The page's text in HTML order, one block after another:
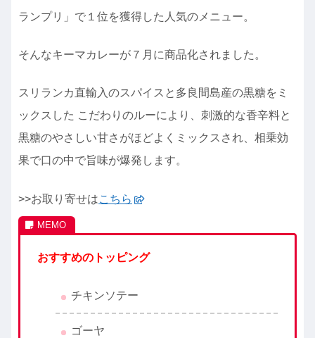
ランプリ」で１位を獲得した人気のメニュー。
そんなキーマカレーが７月に商品化されました。
スリランカ直輸入のスパイスと多良間島産の黒糖をミ
ックスした こだわりのルーにより、刺激的な香辛料と
黒糖のやさしい甘さがほどよくミックスされ、相乗効
果で口の中で旨味が爆発します。
>>お取り寄せはこちら
おすすめのトッピング
チキンソテー
ゴーヤ